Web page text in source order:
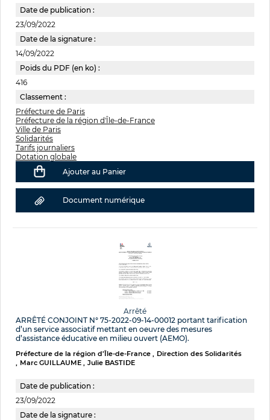
Date de publication :
23/09/2022
Date de la signature :
14/09/2022
Poids du PDF (en ko) :
416
Classement :
Préfecture de Paris
Préfecture de la région d'Île-de-France
Ville de Paris
Solidarités
Tarifs journaliers
Dotation globale
Ajouter au Panier
Document numérique
Arrêté
ARRÊTÉ CONJOINT N° 75-2022-09-14-00012 portant tarification
d’un service associatif mettant en oeuvre des mesures
d’assistance éducative en milieu ouvert (AEMO).
Préfecture de la région d’Île-de-France
Direction des Solidarités
Marc GUILLAUME
Julie BASTIDE
Date de publication :
23/09/2022
Date de la signature :